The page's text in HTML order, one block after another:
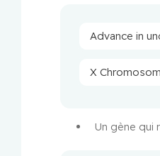
Advance in
X
Un gène qui